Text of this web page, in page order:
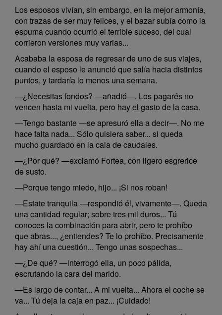
Los esposos vivían, sin embargo, en la mejor armonía,
con trazas de ser muy felices, y el bazar subía como la
espuma cuando ocurrió el terrible suceso, del cual
corrieron versiones muy varias...
Acababa la esposa de regresar de uno de sus viajes,
cuando el esposo le anunció que salía hacia distintos
puntos, y tardaría lo menos una semana.
—¿Necesitas fondos? —añadió—. Los pagarés no
vencen hasta mi vuelta, pero hay el gasto de la casa.
—Tengo bastante —se apresuró ella a decir—. No me
hace falta nada... Sólo quisiera saber... si queda
mucho guardado en la cala de caudales.
—¿Por qué? —exclamó Fortea, con ligero esgrerice
de susto.
—Porque tengo miedo, hijo... ¡Si nos roban!
—Estate tranquila —respondió él, vivamente—. Queda
una cantidad regular; sobre tres mil duros... Tú
conoces la combinación para abrir, pero te prohíbo
que abras..., ¿entiendes? Te lo prohíbo. Precisamente
hay ahí una cuestión... Tengo unas sospechas...
—¿De qué? —interrogó ella, un poco pálida,
escrutando la cara del marido.
—Es largo de contar... A mi vuelta... Ahora el coche se
va... Tú deja la caja en paz... ¡Cuidado!